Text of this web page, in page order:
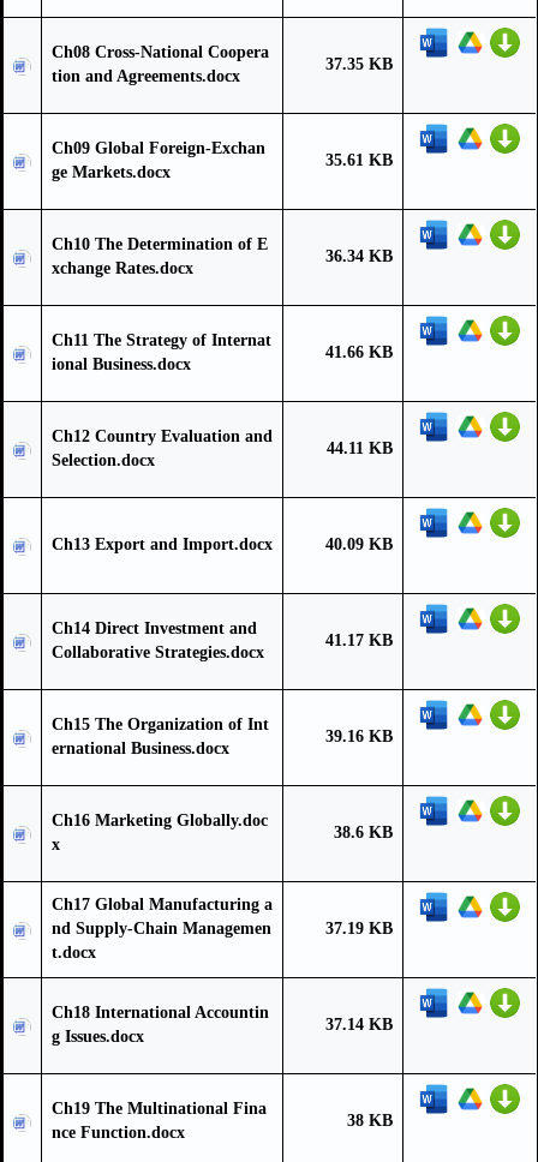
Ch08 Cross-National Coopera
tion and Agreements.docx
37.35 KB
Ch09 Global Foreign-Exchan
ge Markets.docx
35.61 KB
Ch10 The Determination of E
xchange Rates.docx
36.34 KB
Ch11 The Strategy of Internat
ional Business.docx
41.66 KB
Ch12 Country Evaluation and
Selection.docx
44.11 KB
Ch13 Export and Import.docx 40.09 KB
Ch14 Direct Investment and
Collaborative Strategies.docx
41.17 KB
Ch15 The Organization of Int
ernational Business.docx
39.16 KB
Ch16 Marketing Globally.doc
x
38.6 KB
Ch17 Global Manufacturing a
nd Supply-Chain Managemen
t.docx
37.19 KB
Ch18 International Accountin
g Issues.docx
37.14 KB
Ch19 The Multinational Fina
nce Function.docx
38 KB